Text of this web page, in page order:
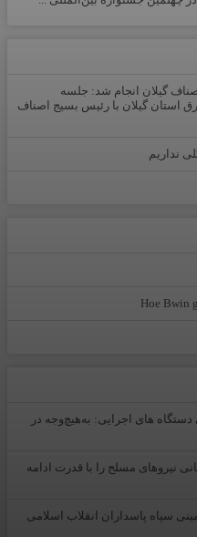
گیلان انجام شد: جلسه
استان گیلان با رئیس بسیج اصناف
نداریم
Hoe Bwin
های اجرایی: به‌هیچ‌وجه در
نیرو‌های مسلح را با قدرت ادامه
سپاه پاسداران انقلاب اسلامی